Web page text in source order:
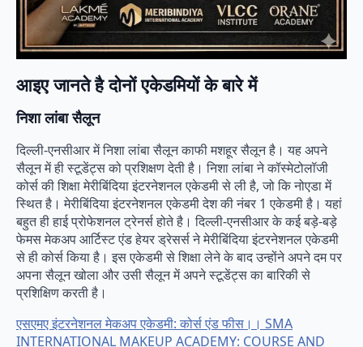
आइए जानते है दोनों एकेडमियों के बारे में
निशा लांबा सैलून
दिल्ली-एनसीआर में निशा लांबा सैलून काफी मशहूर सैलून है। यह अपने
सैलून में ही स्टूडेंट्स को प्रशिक्षण देती है। निशा लांबा ने कॉस्मेटोलॉजी
कोर्स की शिक्षा मेरीबिंदिया इंटरनेशनल एकेडमी से ली है, जो कि नोएडा में
स्थित है। मेरीबिंदिया इंटरनेशनल एकेडमी देश की नंबर 1 एकेडमी है। यहां
बहुत ही हाई प्रोफेशनल ट्रेनर्स होते है। दिल्ली-एनसीआर के कई बड़े-बड़े
फेमस मेकअप आर्टिस्ट एंड हेयर ड्रेसर्स ने मेरीबिंदिया इंटरनेशनल एकेडमी
से ही कोर्स किया है। इस एकेडमी से शिक्षा लेने के बाद उन्होंने अपने दम पर
अपना सैलून खोला और उसी सैलून में अपने स्टूडेंट्स का बारिकी से
प्रशिक्षिण करती है।
एसएमए इंटरनेशनल मेकअप एकेडमी: कोर्स एंड फीस।। SMA
INTERNATIONAL MAKEUP ACADEMY: COURSE AND